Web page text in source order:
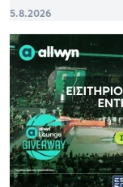
5.8.2026